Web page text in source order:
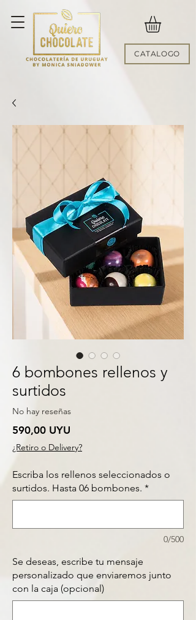
CATALOGO
6 bombones rellenos y
surtidos
No hay reseñas
590,00 UYU
¿Retiro o Delivery?
Escriba los rellenos seleccionados o
surtidos. Hasta 06 bombones. *
0/500
Se deseas, escribe tu mensaje
personalizado que enviaremos junto
con la caja (opcional)